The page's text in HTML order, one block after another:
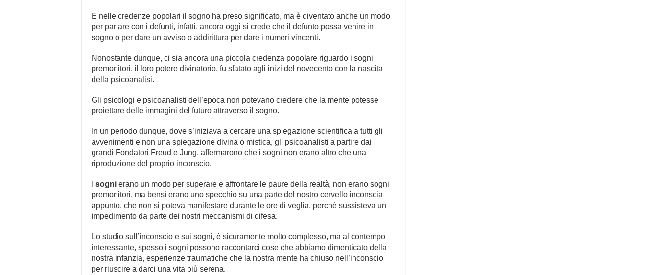
E nelle credenze popolari il sogno ha preso significato, ma è diventato anche un modo
per parlare con i defunti, infatti, ancora oggi si crede che il defunto possa venire in
sogno o per dare un avviso o addirittura per dare i numeri vincenti.
Nonostante dunque, ci sia ancora una piccola credenza popolare riguardo i sogni
premonitori, il loro potere divinatorio, fu sfatato agli inizi del novecento con la nascita
della psicoanalisi.
Gli psicologi e psicoanalisti dell’epoca non potevano credere che la mente potesse
proiettare delle immagini del futuro attraverso il sogno.
In un periodo dunque, dove s’iniziava a cercare una spiegazione scientifica a tutti gli
avvenimenti e non una spiegazione divina o mistica, gli psicoanalisti a partire dai
grandi Fondatori Freud e Jung, affermarono che i sogni non erano altro che una
riproduzione del proprio inconscio.
sogni erano un modo per superare e affrontare le paure della realtà, non erano sogni
premonitori, ma bensì erano uno specchio su una parte del nostro cervello inconscia
appunto, che non si poteva manifestare durante le ore di veglia, perché sussisteva un
impedimento da parte dei nostri meccanismi di difesa.
Lo studio sull’inconscio e sui sogni, è sicuramente molto complesso, ma al contempo
interessante, spesso i sogni possono raccontarci cose che abbiamo dimenticato della
nostra infanzia, esperienze traumatiche che la nostra mente ha chiuso nell’inconscio
per riuscire a darci una vita più serena.